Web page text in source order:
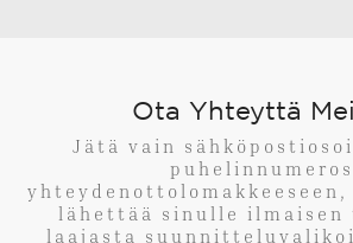
Ota Yhteyttä
Jätä vain
lähettää sinulle ilmaisen
laajasta